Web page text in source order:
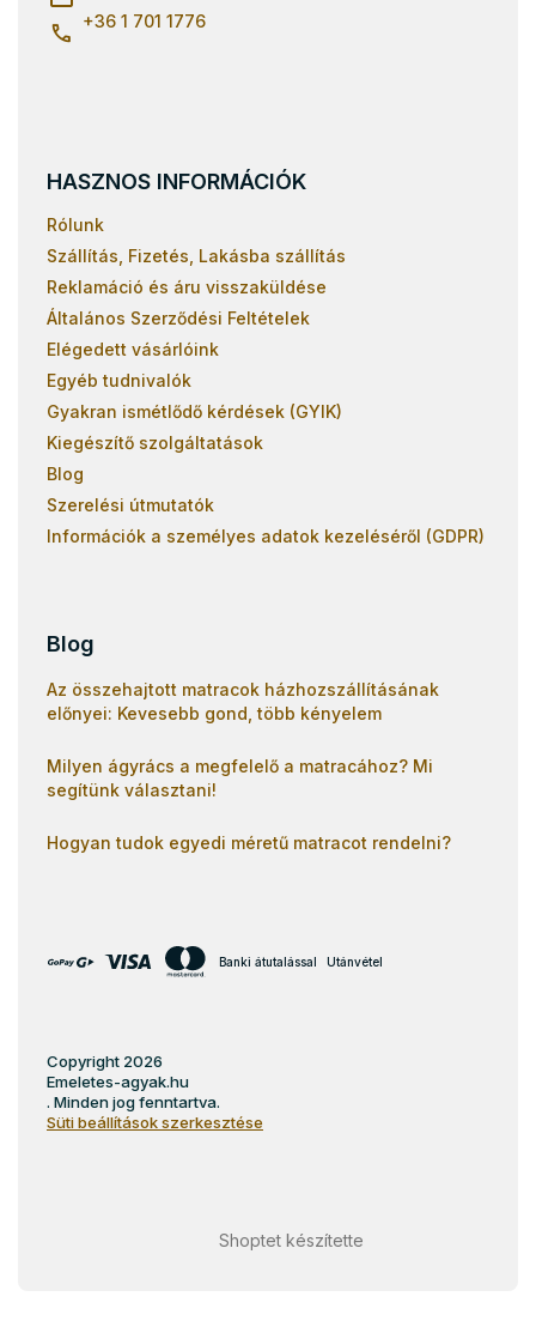
+36 1 701 1776
HASZNOS INFORMÁCIÓK
Rólunk
Szállítás, Fizetés, Lakásba szállítás
Reklamáció és áru visszaküldése
Általános Szerződési Feltételek
Elégedett vásárlóink
Egyéb tudnivalók
Gyakran ismétlődő kérdések (GYIK)
Kiegészítő szolgáltatások
Blog
Szerelési útmutatók
Információk a személyes adatok kezeléséről (GDPR)
Blog
Az összehajtott matracok házhozszállításának
előnyei: Kevesebb gond, több kényelem
Milyen ágyrács a megfelelő a matracához? Mi
segítünk választani!
Hogyan tudok egyedi méretű matracot rendelni?
Banki átutalással Utánvétel
Shoptet készítette
Copyright 2026
Emeletes-agyak.hu
. Minden jog fenntartva.
Süti beállítások szerkesztése